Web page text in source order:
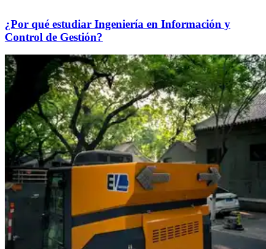
¿Por qué estudiar Ingeniería en Información y
Control de Gestión?